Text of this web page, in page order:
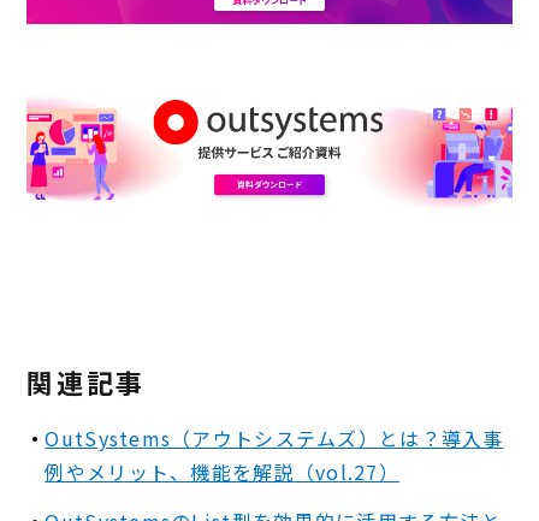
関連記事
OutSystems（アウトシステムズ）とは？導入事
例やメリット、機能を解説（vol.27）